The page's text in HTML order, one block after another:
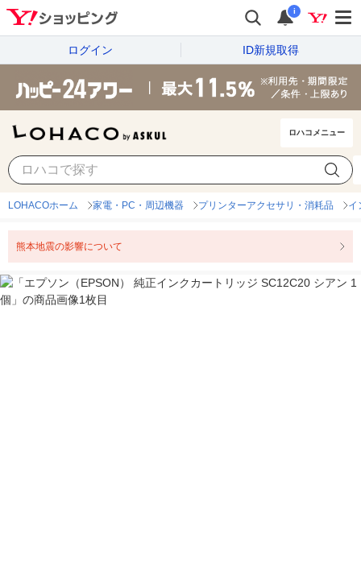
i
ログイン ID新規取得
ロハコメニュー
LOHACOホーム 家電・PC・周辺機器 プリンターアクセサリ・消耗品 イ
熊本地震の影響について